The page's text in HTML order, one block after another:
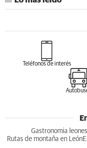
Teléfonos de interés
Gastronomia
Rutas de montaña en León